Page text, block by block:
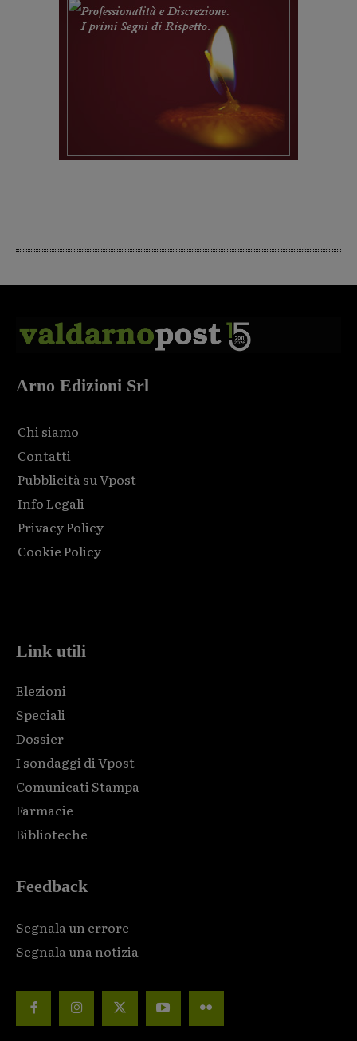
Arno Edizioni Srl
Chi siamo
Contatti
Pubblicità su Vpost
Info Legali
Privacy Policy
Cookie Policy
Link utili
Elezioni
Speciali
Dossier
I sondaggi di Vpost
Comunicati Stampa
Farmacie
Biblioteche
Feedback
Segnala un errore
Segnala una notizia